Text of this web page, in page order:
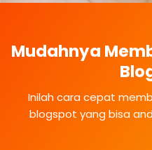
Mudahnya
Inilah cara cepat
blogspot yang bisa